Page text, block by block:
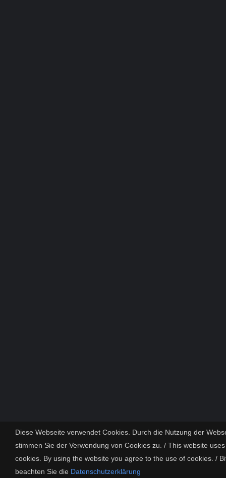
Diese Webseite verwendet Cookies. Durch die Nutzung der
stimmen Sie der Verwendung von Cookies zu. / This website uses
cookies. By using the website you agree to the use of cookies. /
beachten Sie die Datenschutzerklärung